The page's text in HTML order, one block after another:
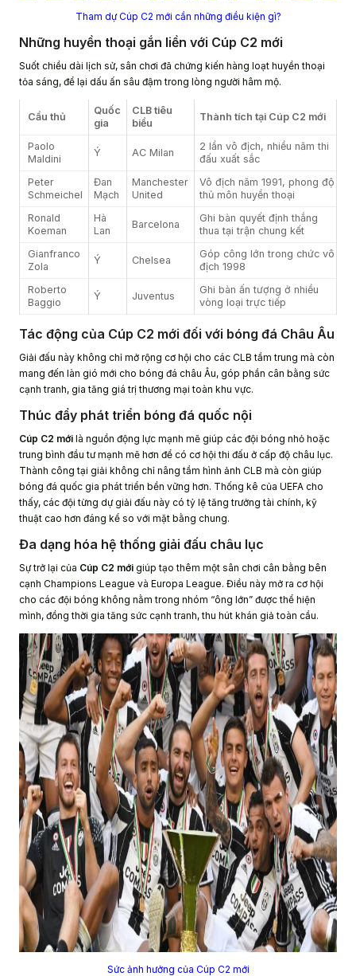
Tham dự Cúp C2 mới cần những điều kiện gì?
Những huyền thoại gắn liền với Cúp C2 mới
Suốt chiều dài lịch sử, sân chơi đã chứng kiến hàng loạt huyền thoại
tỏa sáng, để lại dấu ấn sâu đậm trong lòng người hâm mộ.
Cầu thủ
Quốc
gia
CLB tiêu
biểu
Thành tích tại Cúp C2 mới
Paolo
Maldini
Ý AC Milan
2 lần vô địch, nhiều năm thi
đấu xuất sắc
Peter
Schmeichel
Đan
Mạch
Manchester
United
Vô địch năm 1991, phong độ
thủ môn huyền thoại
Ronald
Koeman
Hà
Lan
Barcelona
Ghi bàn quyết định thắng
thua tại trận chung kết
Gianfranco
Zola
Ý Chelsea
Góp công lớn trong chức vô
địch 1998
Roberto
Baggio
Ý Juventus
Ghi bàn ấn tượng ở nhiều
vòng loại trực tiếp
Tác động của Cúp C2 mới đối với bóng đá Châu Âu
Giải đấu này không chỉ mở rộng cơ hội cho các CLB tầm trung mà còn
mang đến làn gió mới cho bóng đá châu Âu, góp phần cân bằng sức
cạnh tranh, gia tăng giá trị thương mại toàn khu vực.
Thúc đẩy phát triển bóng đá quốc nội
Cúp C2 mới là nguồn động lực mạnh mẽ giúp các đội bóng nhỏ hoặc
trung bình đầu tư mạnh mẽ hơn để có cơ hội thi đấu ở cấp độ châu lục.
Thành công tại giải không chỉ nâng tầm hình ảnh CLB mà còn giúp
bóng đá quốc gia phát triển bền vững hơn. Thống kê của UEFA cho
thấy, các đội từng dự giải đấu này có tỷ lệ tăng trưởng tài chính, kỹ
thuật cao hơn đáng kể so với mặt bằng chung.
Đa dạng hóa hệ thống giải đấu châu lục
Sự trở lại của Cúp C2 mới giúp tạo thêm một sân chơi cân bằng bên
cạnh Champions League và Europa League. Điều này mở ra cơ hội
cho các đội bóng không nằm trong nhóm “ông lớn” được thể hiện
mình, đồng thời gia tăng sức cạnh tranh, thu hút khán giả toàn cầu.
Sức ảnh hưởng của Cúp C2 mới